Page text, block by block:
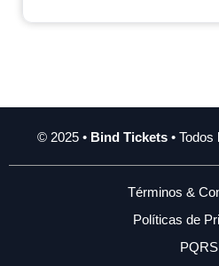
© 2025 • Bind Tickets• Todos
Términos &
Políticas de
PQRS